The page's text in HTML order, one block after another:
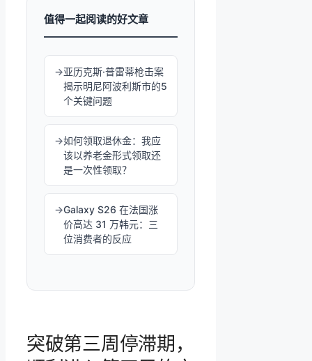
值得一起阅读的好文章
亚历克斯·普雷蒂枪击案
揭示明尼阿波利斯市的5
个关键问题
如何领取退休金：我应
该以养老金形式领取还
是一次性领取？
Galaxy S26 在法国涨
价高达 31 万韩元：三
位消费者的反应
突破第三周停滞期，